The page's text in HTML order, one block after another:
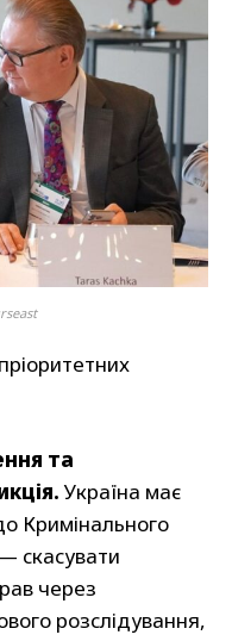
та
Україна має
Кримінального
скасувати
через
розслідування,